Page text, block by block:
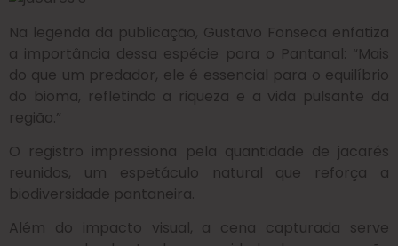
Na legenda da publicação, Gustavo Fonseca enfatiza
a importância dessa espécie para o Pantanal: “Mais
do que um predador, ele é essencial para o equilíbrio
do bioma, refletindo a riqueza e a vida pulsante da
região.”
O registro impressiona pela quantidade de jacarés
reunidos, um espetáculo natural que reforça a
biodiversidade pantaneira.
Além do impacto visual, a cena capturada serve